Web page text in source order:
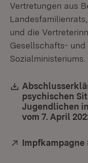
Vertretungen aus
und die
Gesellschafts-
Sozialministeriums.
Download:
psychischen
Jugendlichen
vom 7. April
Extern:
Impfkampagne